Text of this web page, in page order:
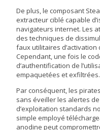
De plus, le composant
extracteur ciblé capable
navigateurs internet. Les
des techniques de
faux utilitaires
Cependant, une fois le
d’authentification de
empaquetées et exfiltrées.
Par conséquent, les
sans éveiller les alertes
d’exploitation standards
simple employé
anodine peut